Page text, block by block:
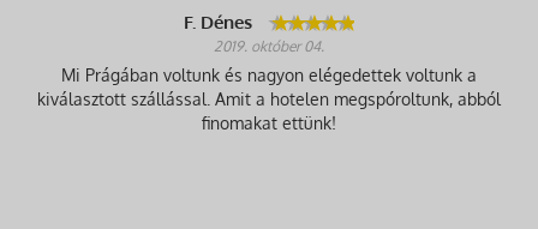
F. Dénes
2019. október 04.
Mi Prágában voltunk és nagyon elégedettek voltunk a
kiválasztott szállással. Amit a hotelen megspóroltunk, abból
finomakat ettünk!